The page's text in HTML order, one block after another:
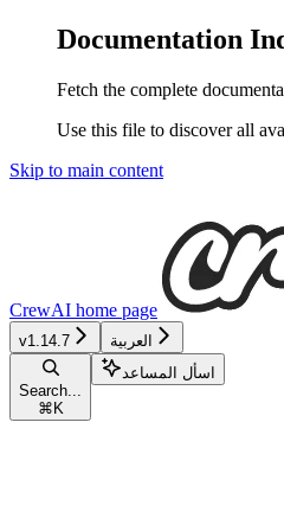
Documentation
Fetch the complete
Use this file to discover all
Skip to main content
CrewAI home page
v1.14.7 العربية
Search...
⌘ K
اسأل المساعد